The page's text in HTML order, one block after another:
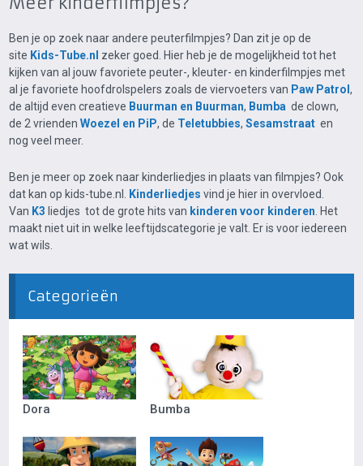
Ben je op zoek naar andere peuterfilmpjes? Dan zit je op de
site Kids-Tube.nl zeker goed. Hier heb je de mogelijkheid tot het
kijken van al jouw favoriete peuter-, kleuter- en kinderfilmpjes met
al je favoriete hoofdrolspelers zoals de viervoeters van Paw Patrol,
de altijd even creatieve Buurman en Buurman, Bumba de clown,
de 2 vriendenWoezel en PiP, de Teletubbies,Sesamstraat en
nog veel meer.
Ben je meer op zoek naar kinderliedjes in plaats van filmpjes? Ook
dat kan op kids-tube.nl.
Kinderliedjes vind je hier in overvloed.
Van K3 liedjes tot de grote hits van kinderen voor kinderen . Het
maakt niet uit in welke leeftijdscategorie je valt. Er is voor iedereen
wat wils.
Categorieën
Dora Bumba